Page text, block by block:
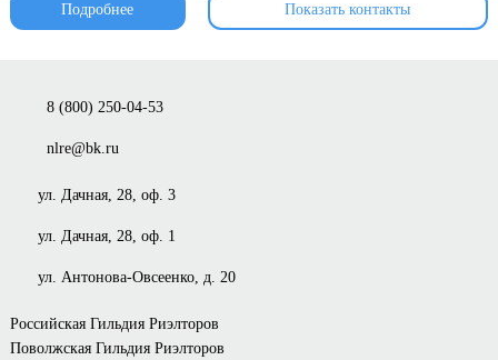
Подробнее Показать контакты
8 (800) 250-04-53
nlre@bk.ru
ул. Дачная, 28, оф. 3
ул. Дачная, 28, оф. 1
ул. Антонова-Овсеенко, д. 20
Российская Гильдия Риэлторов
Поволжская Гильдия Риэлторов